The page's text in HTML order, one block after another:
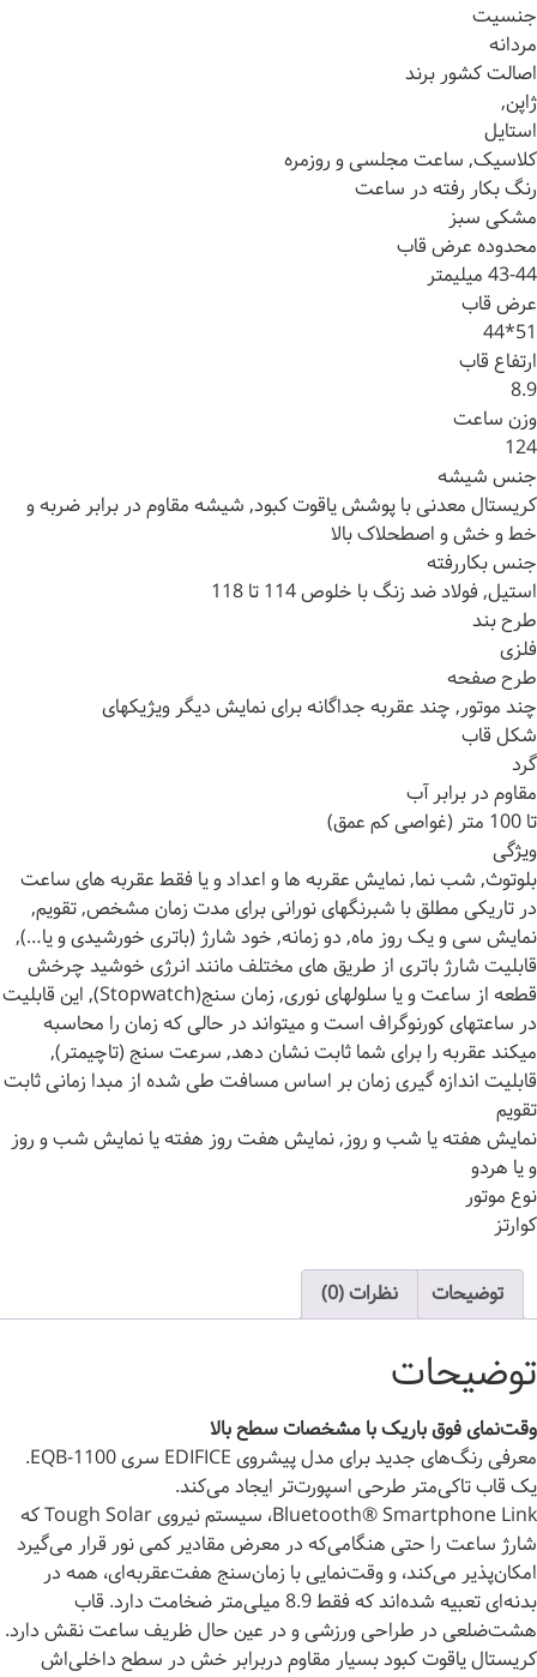
جنسیت
مردانه
اصالت کشور برند
ژاپن,
استایل
کلاسیک, ساعت مجلسی و روزمره
رنگ بکار رفته در ساعت
مشکی سبز
محدوده عرض قاب
43-44 میلیمتر
عرض قاب
51*44
ارتفاع قاب
8.9
وزن ساعت
124
جنس شیشه
کریستال معدنی با پوشش یاقوت کبود, شیشه مقاوم در برابر ضربه و
خط و خش و اصطحلاک بالا
جنس بکاررفته
استیل, فولاد ضد زنگ با خلوص 114 تا 118
طرح بند
فلزی
طرح صفحه
چند موتور, چند عقربه جداگانه برای نمایش دیگر ویژیکهای
شکل قاب
گرد
مقاوم در برابر آب
تا 100 متر (غواصی کم عمق)
ویژگی
بلوتوث, شب نما, نمایش عقربه ها و اعداد و یا فقط عقربه های ساعت
در تاریکی مطلق با شبرنگهای نورانی برای مدت زمان مشخص, تقویم,
نمایش سی و یک روز ماه, دو زمانه, خود شارژ (باتری خورشیدی و یا…),
قابلیت شارژ باتری از طریق های مختلف مانند انرژی خوشید چرخش
قطعه از ساعت و یا سلولهای نوری, زمان سنج(Stopwatch), این قابلیت
در ساعتهای کورنوگراف است و میتواند در حالی که زمان را محاسبه
میکند عقربه را برای شما ثابت نشان دهد, سرعت سنج (تاچیمتر),
قابلیت اندازه گیری زمان بر اساس مسافت طی شده از مبدا زمانی ثابت
تقویم
نمایش هفته یا شب و روز, نمایش هفت روز هفته یا نمایش شب و روز
و یا هردو
نوع موتور
کوارتز
توضیحات نظرات (0)
توضیحات
وقت‌نمای فوق باریک با مشخصات سطح بالا
معرفی رنگ‌های جدید برای مدل پیشروی EDIFICE سری EQB-1100.
یک قاب تاکی‌متر طرحی اسپورت‌تر ایجاد می‌کند.
Bluetooth® Smartphone Link، سیستم نیروی Tough Solar که
شارژ ساعت را حتی هنگامی‌که در معرض مقادیر کمی نور قرار می‌گیرد
امکان‌پذیر می‌کند، و وقت‌نمایی با زمان‌سنج هفت‌عقربه‌ای، همه در
بدنه‌ای تعبیه شده‌اند که فقط 8.9 میلی‌متر ضخامت دارد. قاب
هشت‌ضلعی در طراحی ورزشی و در عین حال ظریف ساعت نقش دارد.
کریستال یاقوت کبود بسیار مقاوم دربرابر خش در سطح داخلی‌اش